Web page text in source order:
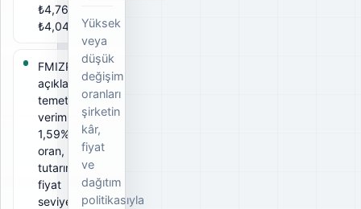
₺4,76, net
₺4,0426.
FMIZP için
açıklanan
temettü
verimi
1,59%. Bu
oran, ödeme
tutarının ilgili
fiyat
seviyesine
Yüksek
veya
düşük
değişim
oranları
şirketin
kâr,
fiyat
ve
dağıtım
politikasıyla